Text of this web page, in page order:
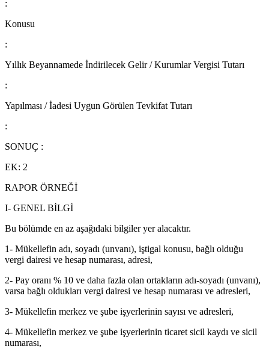
:
Konusu
:
Yıllık Beyannamede İndirilecek Gelir / Kurumlar Vergisi Tutarı
:
Yapılması / İadesi Uygun Görülen Tevkifat Tutarı
:
SONUÇ :
EK: 2
RAPOR ÖRNEĞİ
I- GENEL BİLGİ
Bu bölümde en az aşağıdaki bilgiler yer alacaktır.
1- Mükellefin adı, soyadı (unvanı), iştigal konusu, bağlı olduğu
vergi dairesi ve hesap numarası, adresi,
2- Pay oranı % 10 ve daha fazla olan ortakların adı-soyadı (unvanı),
varsa bağlı oldukları vergi dairesi ve hesap numarası ve adresleri,
3- Mükellefin merkez ve şube işyerlerinin sayısı ve adresleri,
4- Mükellefin merkez ve şube işyerlerinin ticaret sicil kaydı ve sicil
numarası,